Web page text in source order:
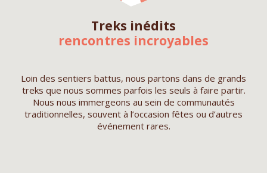
Treks inédits
rencontres incroyables
Loin des sentiers battus, nous partons dans de grands
treks que nous sommes parfois les seuls à faire partir.
Nous nous immergeons au sein de communautés
traditionnelles, souvent à l’occasion fêtes ou d’autres
événement rares.